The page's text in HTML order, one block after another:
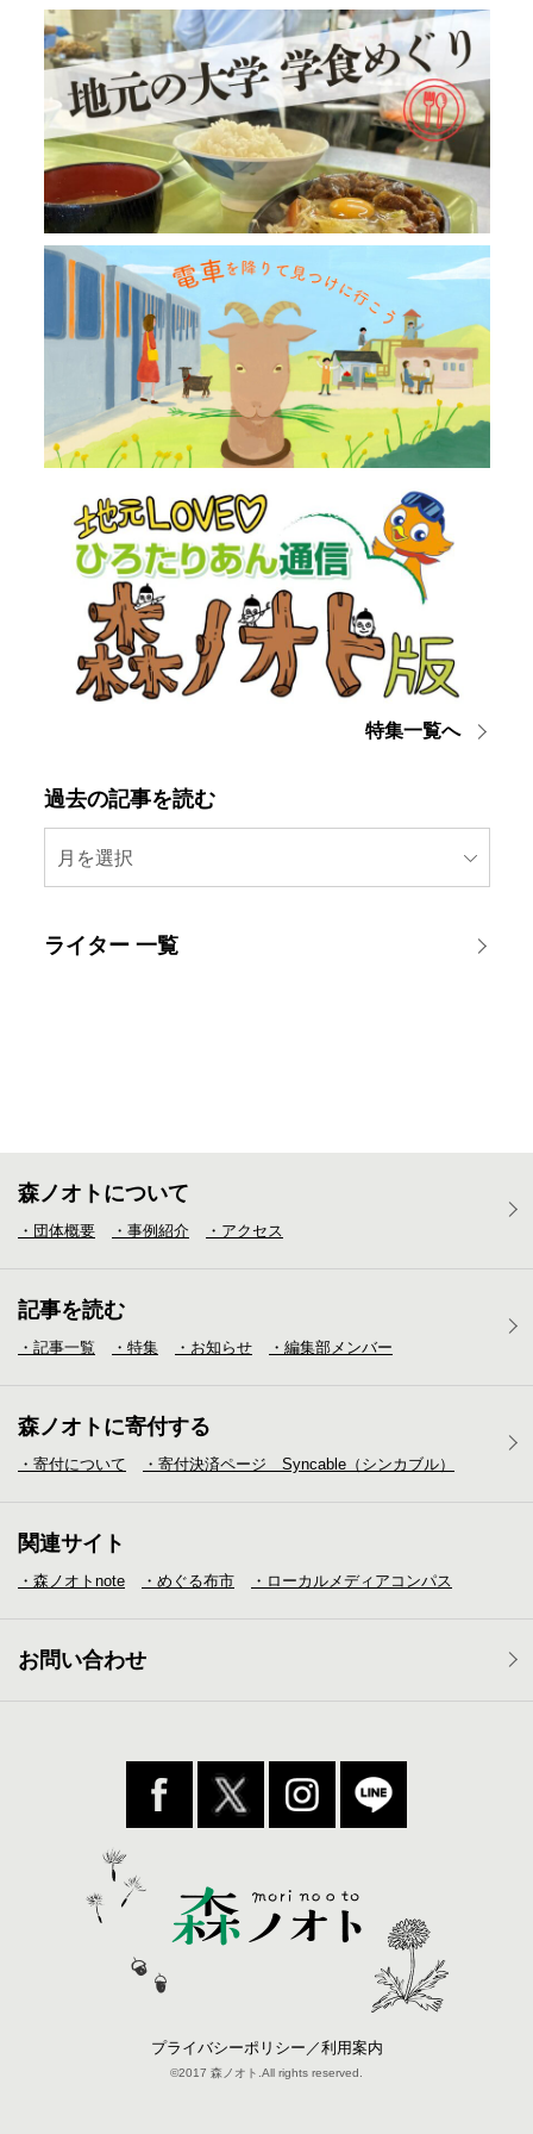
特集一覧へ
過去の記事を読む
月を選択
ライター 一覧
森ノオトについて
・団体概要 ・事例紹介 ・アクセス
記事を読む
・記事一覧 ・特集 ・お知らせ ・編集部メンバー
森ノオトに寄付する
・寄付について ・寄付決済ページ Syncable（シンカブル）
関連サイト
・森ノオトnote ・めぐる布市 ・ローカルメディア コンパス
お問い合わせ
プライバシーポリシー／利用案内
©2017 森ノオト.All rights reserved.